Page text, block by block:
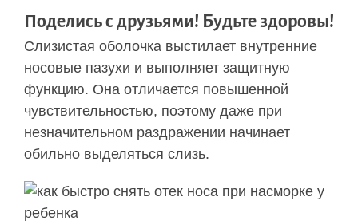
Поделись с друзьями! Будьте здоровы!
Слизистая оболочка выстилает внутренние
носовые пазухи и выполняет защитную
функцию. Она отличается повышенной
чувствительностью, поэтому даже при
незначительном раздражении начинает
обильно выделяться слизь.